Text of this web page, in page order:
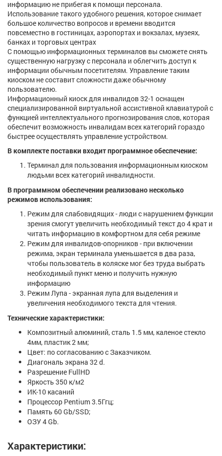
информацию не прибегая к помощи персонала.
Использование такого удобного решения, которое снимает
большое количество вопросов и времени вводится
повсеместно в гостиницах, аэропортах и вокзалах, музеях,
банках и торговых центрах
С помощью информационных терминалов вы сможете снять
существенную нагрузку с персонала и облегчить доступ к
информации обычным посетителям. Управление таким
киоском не составит сложности даже обычному
пользователю.
Информационный киоск для инвалидов 32-1 оснащен
специализированной виртуальной ассистивной клавиатурой с
функцией интеллектуального прогнозирования слов, которая
обеспечит возможность инвалидам всех категорий гораздо
быстрее осуществлять управление устройством.
В комплекте поставки входит программное обеспечение:
Терминал для пользования информационным киоском
людьми всех категорий инвалидности.
В программном обеспечении реализовано несколько
режимов использования:
Режим для слабовидящих - люди с нарушением функции
зрения смогут увеличить необходимый текст до 4 крат и
читать информацию в комфортном для себя режиме
Режим для инвалидов-опорников - при включении
режима, экран терминала уменьшается в два раза,
чтобы пользователь в коляске мог без труда выбрать
необходимый пункт меню и получить нужную
информацию
Режим Лупа - экранная лупа для выделения и
увеличения необходимого текста для чтения.
Технические характеристики:
Композитный алюминий, сталь 1.5 мм, каленое стекло
4мм, пластик 2 мм;
Цвет: по согласованию с Заказчиком.
Диагональ экрана 32 d.
Разрешение FullHD
Яркость 350 к/м2
ИК-10 касаний
Процессор Pentium 3.5Ггц;
Память 60 Gb/SSD;
ОЗУ 4 Gb.
Характеристики: